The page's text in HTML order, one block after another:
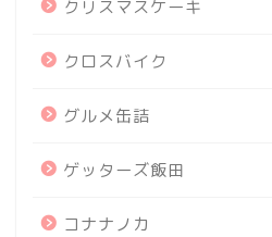
クリスマスケーキ
クロスバイク
グルメ缶詰
ゲッターズ飯田
コナナノカ